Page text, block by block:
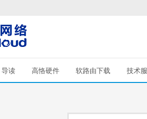
导读 高恪硬件 软路由下载 技术